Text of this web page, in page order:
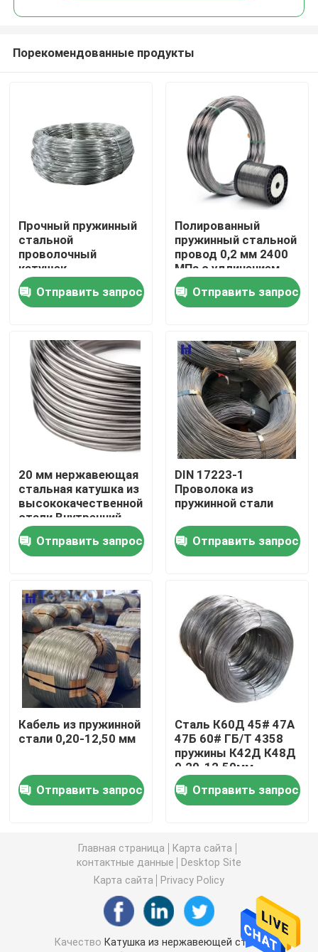
Дом
Продукты
Видео
О нас
Путешествие фабрики
Проверка качества
Свяжитесь мы
Спросите цитату
Катушка из нержавеющей стали 304
Холоднокатаный лист из нержавеющей стали
стержень из нержавеющей стали
Бесшовные трубы из нержавеющей стали
Сварная труба из нержавеющей стали
Круг из нержавеющей стали
уголок из нержавеющей стали
Порекомендованные продукты
Прочный пружинный
стальной
проволочный
катушек
коррозионно-
устойчивый 1500 мм
для промышленного
Отправить запрос
Полированный
пружинный стальной
провод 0,2 мм 2400
МПа с удлинением
15%-30% для
промышленного
использования
Отправить запрос
20 мм нержавеющая
стальная катушка из
высококачественной
стали Внутренний
диаметр 200-800 мм
Внешний диаметр
400-1500 мм
Отправить запрос
DIN 17223-1
Проволока из
пружинной стали
Отправить запрос
Кабель из пружинной
стали 0,20-12,50 мм
Отправить запрос
Сталь К60Д 45# 47А
47Б 60# ГБ/Т 4358
пружины К42Д К48Д
0.20-12.50мм
Отправить запрос
Главная страница
Карта сайта
контактные данные
Desktop Site
Карта сайта
Privacy Policy
Качество Катушка из нержавеющей стали